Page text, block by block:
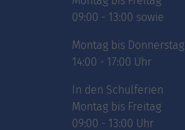
09:00 - 13:00 sowie
Montag bis Donnerstag
14:00 - 17:00 Uhr
In den Schulferien
Montag bis Freitag
09:00 - 13:00 Uhr